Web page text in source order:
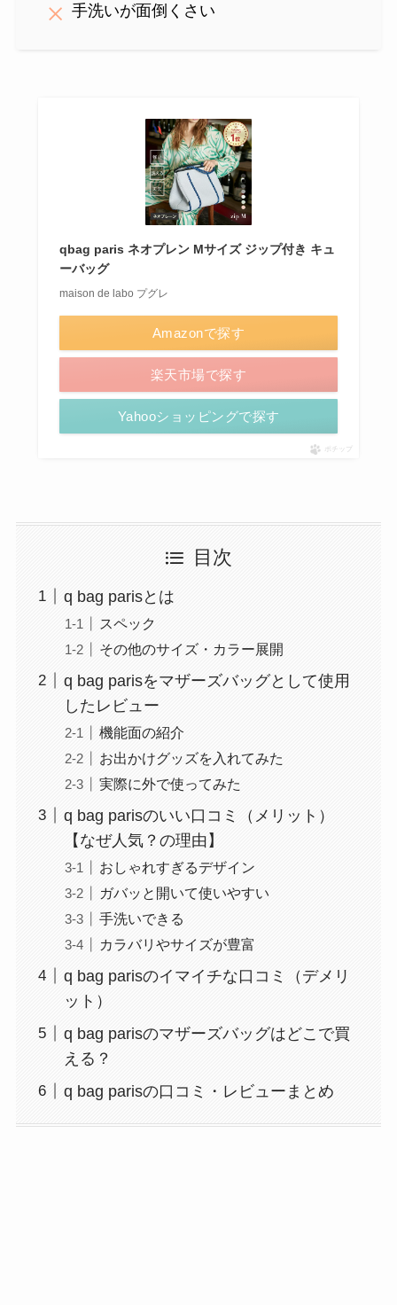
手洗いが面倒くさい
qbag paris ネオプレン Mサイズ ジップ付き キュ
ーバッグ
maison de labo プグレ
Amazonで探す
楽天市場で探す
Yahooショッピングで探す
ポチップ
目次
q bag parisとは
スペック
その他のサイズ・カラー展開
q bag parisをマザーズバッグとして使用
したレビュー
機能面の紹介
お出かけグッズを入れてみた
実際に外で使ってみた
q bag parisのいい口コミ（メリット）
【なぜ人気？の理由】
おしゃれすぎるデザイン
ガバッと開いて使いやすい
手洗いできる
カラバリやサイズが豊富
q bag parisのイマイチな口コミ（デメリ
ット）
q bag parisのマザーズバッグはどこで買
える？
q bag parisの口コミ・レビューまとめ